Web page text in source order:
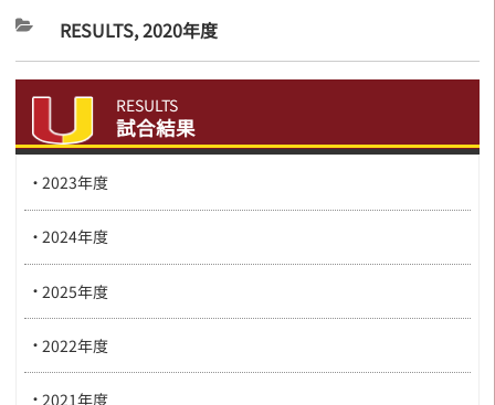
RESULTS,2020年度
RESULTS
試合結果
2023年度
2024年度
2025年度
2022年度
2021年度